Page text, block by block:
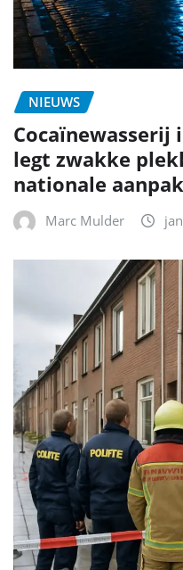
NIEUWS
Cocaïnewasserij
legt zwakke
nationale
Marc Mulder